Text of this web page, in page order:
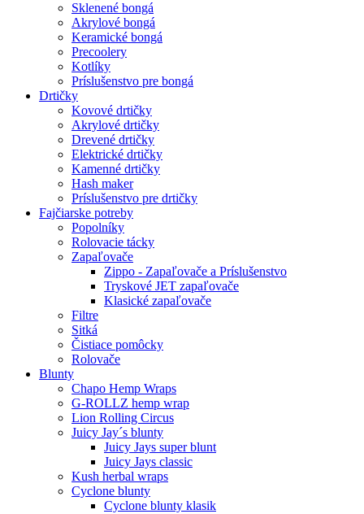
Sklenené bongá
Akrylové bongá
Keramické bongá
Precoolery
Kotlíky
Príslušenstvo pre bongá
Drtičky
Kovové drtičky
Akrylové drtičky
Drevené drtičky
Elektrické drtičky
Kamenné drtičky
Hash maker
Príslušenstvo pre drtičky
Fajčiarske potreby
Popolníky
Rolovacie tácky
Zapaľovače
Zippo - Zapaľovače a Príslušenstvo
Tryskové JET zapaľovače
Klasické zapaľovače
Filtre
Sitká
Čistiace pomôcky
Rolovače
Blunty
Chapo Hemp Wraps
G-ROLLZ hemp wrap
Lion Rolling Circus
Juicy Jay´s blunty
Juicy Jays super blunt
Juicy Jays classic
Kush herbal wraps
Cyclone blunty
Cyclone blunty klasik